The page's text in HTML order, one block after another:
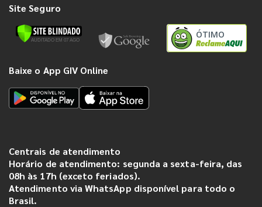
Site Seguro
ÓTIMO
Baixe o App GIV Online
Centrais de atendimento
Horário de atendimento: segunda a sexta-feira, das
08h às 17h (exceto feriados).
Atendimento via WhatsApp disponível para todo o
Brasil.